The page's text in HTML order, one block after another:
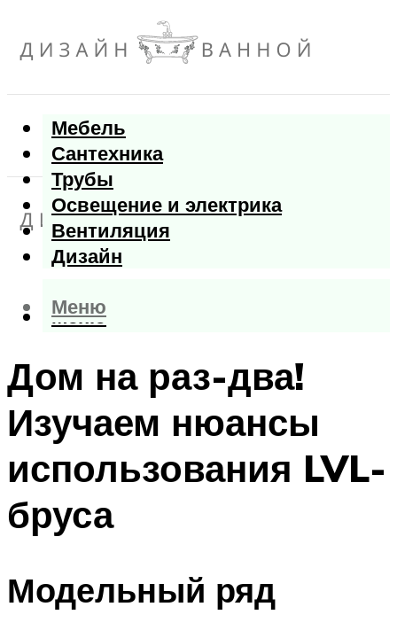
Мебель
Сантехника
Трубы
Освещение и электрика
Вентиляция
Дизайн
Меню
Меню
Дом на раз-два!
Изучаем нюансы
использования LVL-
бруса
Модельный ряд